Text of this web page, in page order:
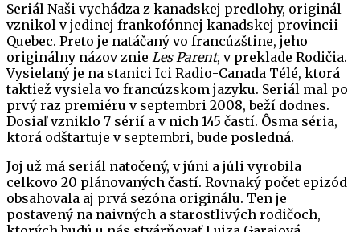
Seriál Naši vychádza z kanadskej predlohy, originál
vznikol v jedinej frankofónnej kanadskej provincii
Quebec. Preto je natáčaný vo francúzštine, jeho
originálny názov znie Les Parent, v preklade Rodičia.
Vysielaný je na stanici Ici Radio-Canada Télé, ktorá
taktiež vysiela vo francúzskom jazyku. Seriál mal po
prvý raz premiéru v septembri 2008, beží dodnes.
Dosiaľ vzniklo 7 sérií a v nich 145 častí. Ôsma séria,
ktorá odštartuje v septembri, bude posledná.
Joj už má seriál natočený, v júni a júli vyrobila
celkovo 20 plánovaných častí. Rovnaký počet epizód
obsahovala aj prvá sezóna originálu. Ten je
postavený na naivných a starostlivých rodičoch,